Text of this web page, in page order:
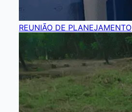
REUNIÃO DE PLANEJAMENTO